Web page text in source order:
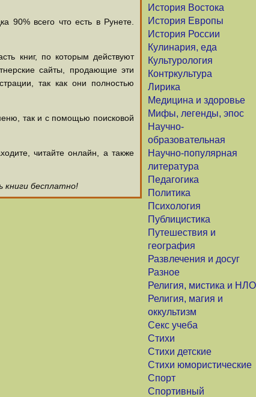
История Востока
История Европы
История России
Кулинария, еда
Культурология
Контркультура
Лирика
Медицина и здоровье
Мифы, легенды, эпос
Научно-
образовательная
Научно-популярная
литература
Педагогика
Политика
Психология
Публицистика
Путешествия и
география
Развлечения и досуг
Разное
Религия, мистика и НЛО
Религия, магия и
оккультизм
Секс учеба
Стихи
Стихи детские
Стихи юмористические
Спорт
Спортивный
90% всего что есть в Рунете.
книг, по которым действуют
сайты, продающие эти
так как они полностью
так и с помощью поисковой
читайте онлайн, а также
книги бесплатно!